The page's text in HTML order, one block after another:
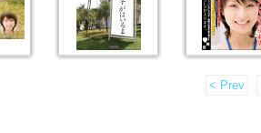
< Prev